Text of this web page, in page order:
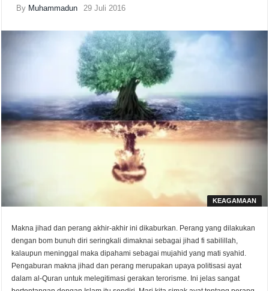
By Muhammadun 29 Juli 2016
KEAGAMAAN
Makna jihad dan perang akhir-akhir ini dikaburkan. Perang yang dilakukan
dengan bom bunuh diri seringkali dimaknai sebagai jihad fi sabilillah,
kalaupun meninggal maka dipahami sebagai mujahid yang mati syahid.
Pengaburan makna jihad dan perang merupakan upaya politisasi ayat
dalam al-Quran untuk melegitimasi gerakan terorisme. Ini jelas sangat